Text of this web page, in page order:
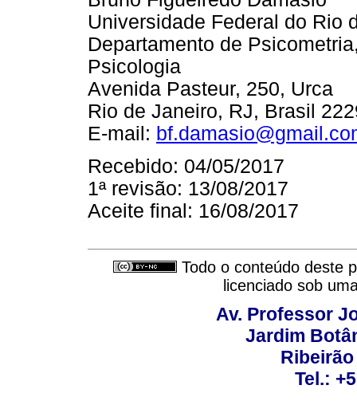
Universidade Federal do Rio
Departamento de
Psicologia
Avenida Pasteur, 250, Urca
Rio de Janeiro, RJ, Brasil
E-mail:
Recebido: 04/05/2017
1ª revisão: 13/08/2017
Aceite final: 16/08/2017
Todo o conteúdo deste
licenciado sob
Av. Professor
Jardim
Tel.: